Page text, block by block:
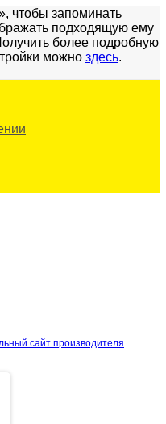
чтобы запоминать
подходящую ему
более подробную
можно здесь.
сайт производителя